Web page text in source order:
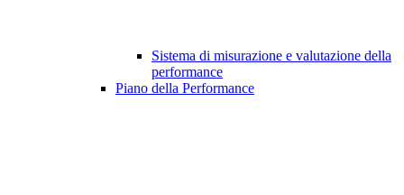
Sistema di misurazione e valutazione della
performance
Piano della Performance